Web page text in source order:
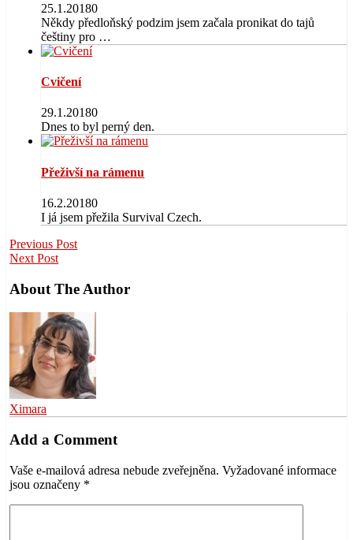
25.1.20180
Někdy předloňský podzim jsem začala pronikat do tajů
češtiny pro …
Cvičení
29.1.20180
Dnes to byl perný den.
Přeživší na rámenu
16.2.20180
I já jsem přežila Survival Czech.
Previous Post
Next Post
About The Author
Ximara
Add a Comment
Vaše e-mailová adresa nebude zveřejněna. Vyžadované informace
jsou označeny *